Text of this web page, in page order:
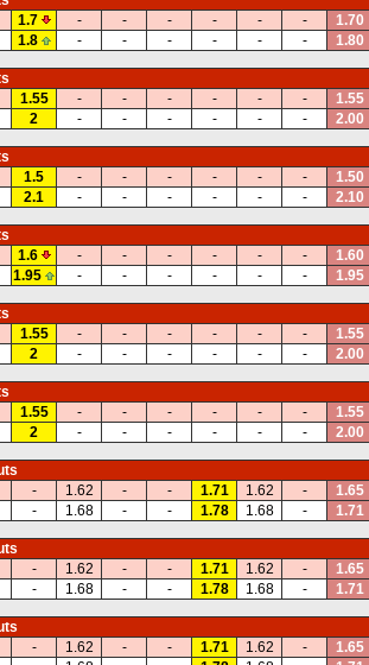
1.7 - - - - - -
1.70
1.8 - - - - - - 1.80
1.55 - - - - - -
1.55
2 - - - - - - 2.00
1.5 - - - - - -
1.50
2.1 - - - - - - 2.10
1.6 - - - - - -
1.60
1.95 - - - - - - 1.95
1.55 - - - - - -
1.55
2 - - - - - - 2.00
1.55 - - - - - -
1.55
2 - - - - - - 2.00
- 1.62 - - 1.71 1.62 -
1.65
- 1.68 - - 1.78 1.68 - 1.71
- 1.62 - - 1.71 1.62 -
1.65
- 1.68 - - 1.78 1.68 - 1.71
- 1.62 - - 1.71 1.62 -
1.65